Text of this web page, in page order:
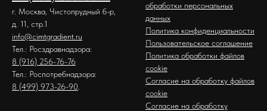
г. Москва, Чистопрудный б-р,
д. 11, стр.1
info@cimtgradient.ru
Тел.: Росздравнадзора:
8 (916) 256-76-76
Тел.: Роспотребнадзора:
8 (499) 973-26-90
обработки персональных
данных
Политика конфиденциальности
Пользовательское соглашение
Политика обработки файлов
cookie
Согласие на обработку файлов
cookie
Согласие на обработку